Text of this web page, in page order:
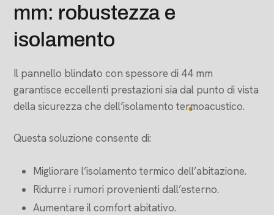
mm: robustezza e
isolamento
Il pannello blindato con spessore di 44 mm
garantisce eccellenti prestazioni sia dal punto di vista
della sicurezza che dell’isolamento termoacustico.
Questa soluzione consente di:
Migliorare l’isolamento termico dell’abitazione.
Ridurre i rumori provenienti dall’esterno.
Aumentare il comfort abitativo.